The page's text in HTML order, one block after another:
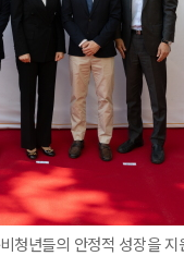
년들의 안정적 성장을